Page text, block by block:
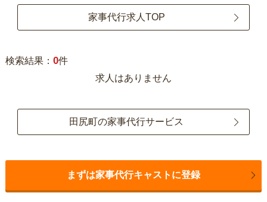
家事代行求人TOP
検索結果： 0件
求人はありません
田尻町の家事代行サービス
まずは家事代行キャストに登録